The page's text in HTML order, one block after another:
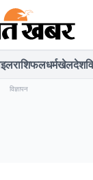
राशिफलधर्मखेलदेश
विज्ञापन